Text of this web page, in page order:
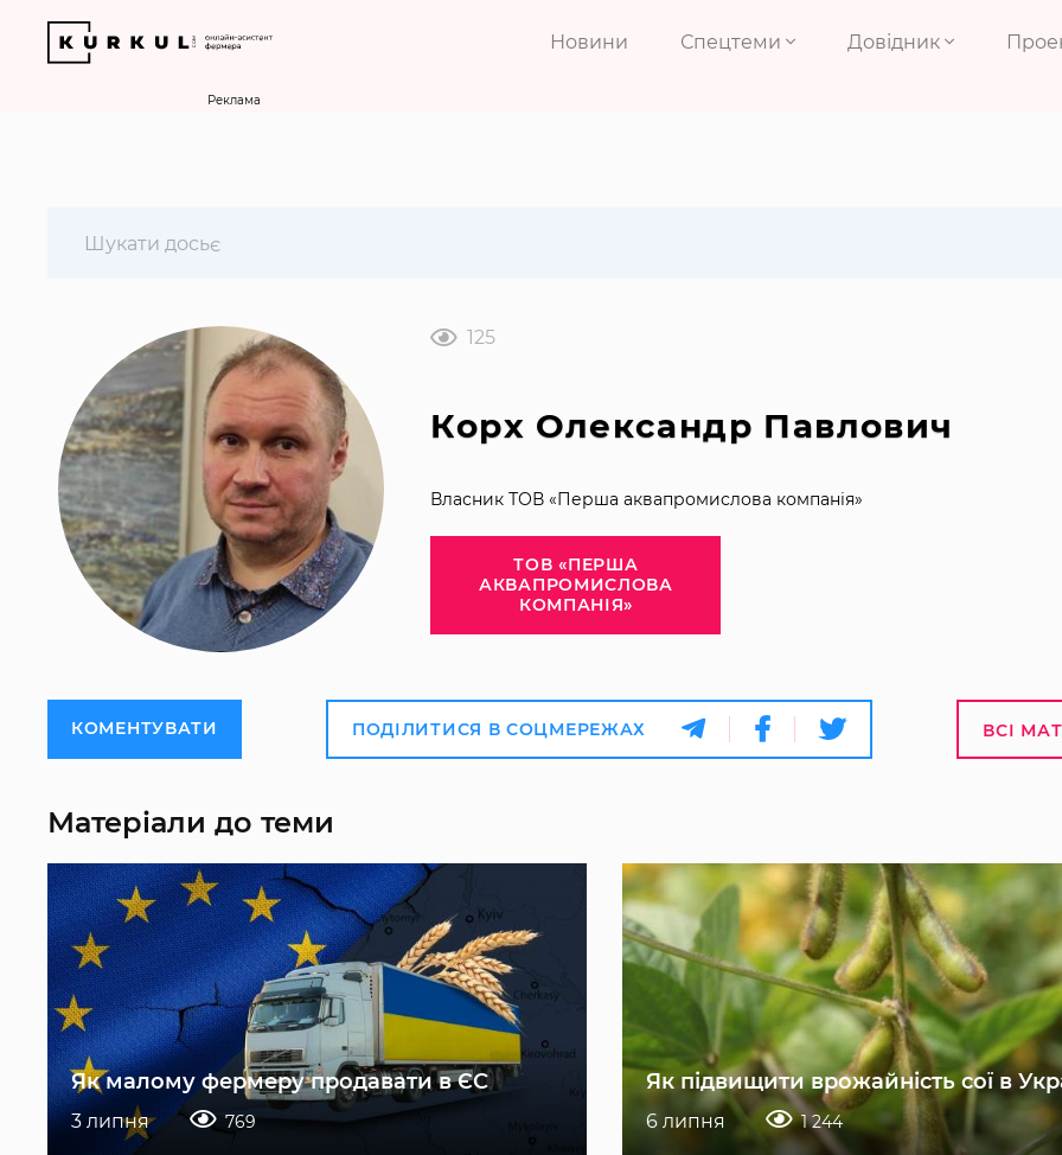
Новини Спецтеми Довідник
Реклама
125
Корх Олександр Павлович
Власник ТОВ «Перша аквапромислова компанія»
ТОВ «ПЕРША
АКВАПРОМИСЛОВА
КОМПАНІЯ»
КОМЕНТУВАТИ ПОДІЛИТИСЯ В СОЦМЕРЕЖАХ ВСІ
Матеріали до теми
Як малому фермеру продавати в ЄС
3 липня 769
Як підвищити врожайність сої в
6 липня 1 244